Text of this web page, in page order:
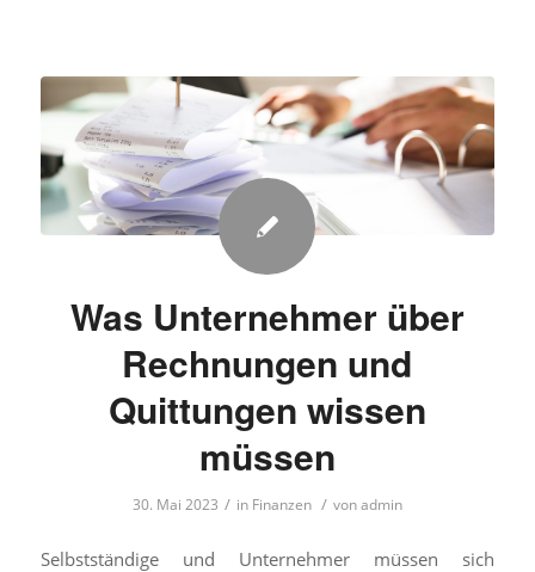
Was Unternehmer über
Rechnungen und
Quittungen wissen
müssen
30. Mai 2023 / in Finanzen / vonadmin
Selbstständige und Unternehmer müssen sich